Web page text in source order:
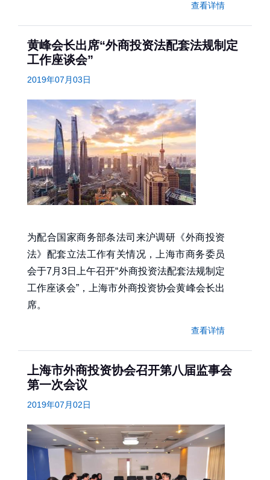
查看详情
黄峰会长出席“外商投资法配套法规制定
工作座谈会”
2019年07月03日
为配合国家商务部条法司来沪调研《外商投资
法》配套立法工作有关情况，上海市商务委员
会于7月3日上午召开“外商投资法配套法规制定
工作座谈会”，上海市外商投资协会黄峰会长出
席。
查看详情
上海市外商投资协会召开第八届监事会
第一次会议
2019年07月02日